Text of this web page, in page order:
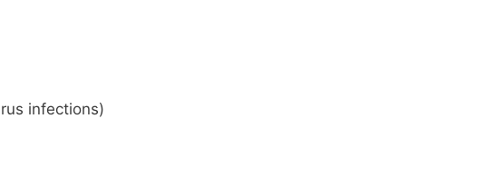
infections)